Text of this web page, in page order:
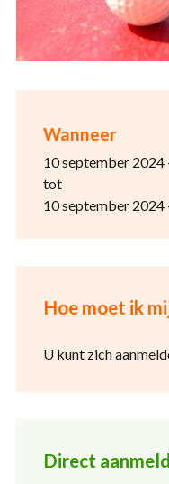
Wanneer
10 september 2024
tot
10 september 2024
Hoe moet ik
U kunt zich
Direct